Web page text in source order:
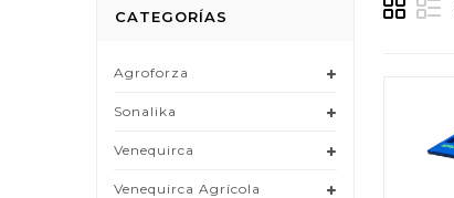
CATEGORÍAS
Agroforza
Sonalika
Venequirca
Venequirca Agrícola